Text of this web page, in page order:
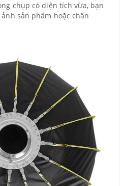
chụp có diện tích vừa, bạn
sản phẩm hoặc chân